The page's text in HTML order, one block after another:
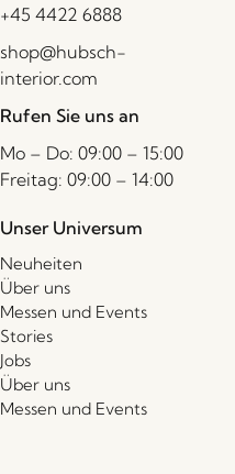
+45 4422 6888
shop@hubsch-
interior.com
Rufen Sie uns an
Mo – Do: 09:00 – 15:00
Freitag: 09:00 – 14:00
Unser Universum
Neuheiten
Über uns
Messen und Events
Stories
Jobs
Über uns
Messen und Events